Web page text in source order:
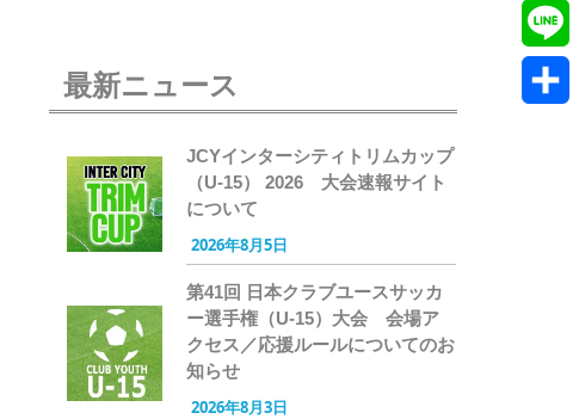
最新ニュース
JCYインターシティトリムカップ
（U-15） 2026 大会速報サイト
について
2026年8月5日
第41回 日本クラブユースサッカ
ー選手権（U-15）大会 会場ア
クセス／応援ルールについてのお
知らせ
2026年8月3日
Line